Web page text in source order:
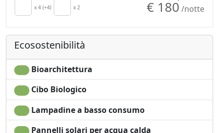
Aria Condizionata
autonomo
Culla
Cucina
Asciugacapelli
Soggiorno
Stendibiancheria
Asciugamani
Lenzuola
Armadio o
Lavastoviglie
all'aperto
Vasca da bagno
Shampoo plastic-free,
Giardino
Vista giardino
Vista panoramica
x 4 (+4) x 2 € 180 /notte
Ecosostenibilità
Bioarchitettura
Cibo Biologico
Lampadine a basso consumo
Pannelli solari per acqua calda